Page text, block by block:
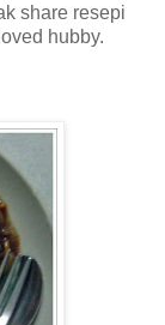
share resepi
hubby.